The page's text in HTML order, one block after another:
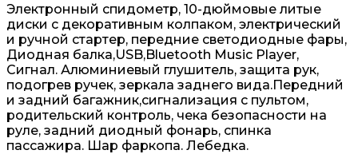
Электронный спидометр, 10-дюймовые литые
диски с декоративным колпаком, электрический
и ручной стартер, передние светодиодные фары,
Диодная балка,USB,Bluetooth Music Player,
Сигнал. Алюминиевый глушитель, защита рук,
подогрев ручек, зеркала заднего вида.Передний
и задний багажник,сигнализация с пультом,
родительский контроль, чека безопасности на
руле, задний диодный фонарь, спинка
пассажира. Шар фаркопа. Лебедка.